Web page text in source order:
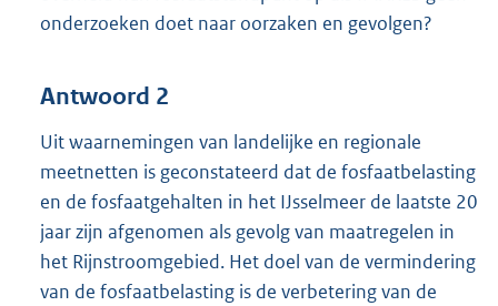
onderzoeken doet naar oorzaken en gevolgen?
Antwoord 2
Uit waarnemingen van landelijke en regionale
meetnetten is geconstateerd dat de fosfaatbelasting
en de fosfaatgehalten in het IJsselmeer de laatste 20
jaar zijn afgenomen als gevolg van maatregelen in
het Rijnstroomgebied. Het doel van de vermindering
van de fosfaatbelasting is de verbetering van de